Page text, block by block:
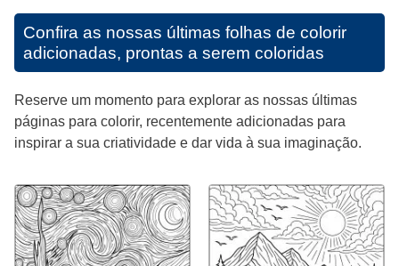
Confira as nossas últimas folhas de colorir
adicionadas, prontas a serem coloridas
Reserve um momento para explorar as nossas últimas
páginas para colorir, recentemente adicionadas para
inspirar a sua criatividade e dar vida à sua imaginação.